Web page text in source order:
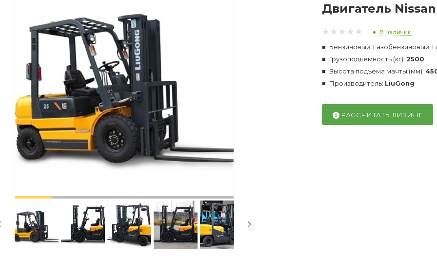
Двигатель
В наличии
Бензиновый, Газобензиновый,
Грузоподъемность (кг): 2500
Высота подъема мачты (мм):
Производитель: LiuGong
РАССЧИТАТЬ ЛИЗИНГ